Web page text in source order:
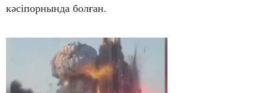
кәсіпорнында болған.